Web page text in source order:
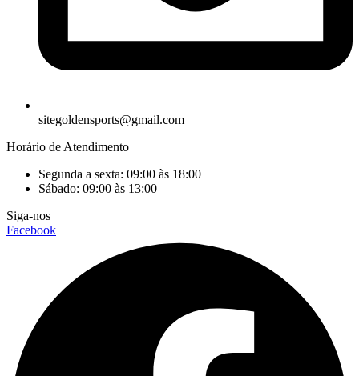
sitegoldensports@gmail.com
Horário de Atendimento
Segunda a sexta: 09:00 às 18:00
Sábado: 09:00 às 13:00
Siga-nos
Facebook